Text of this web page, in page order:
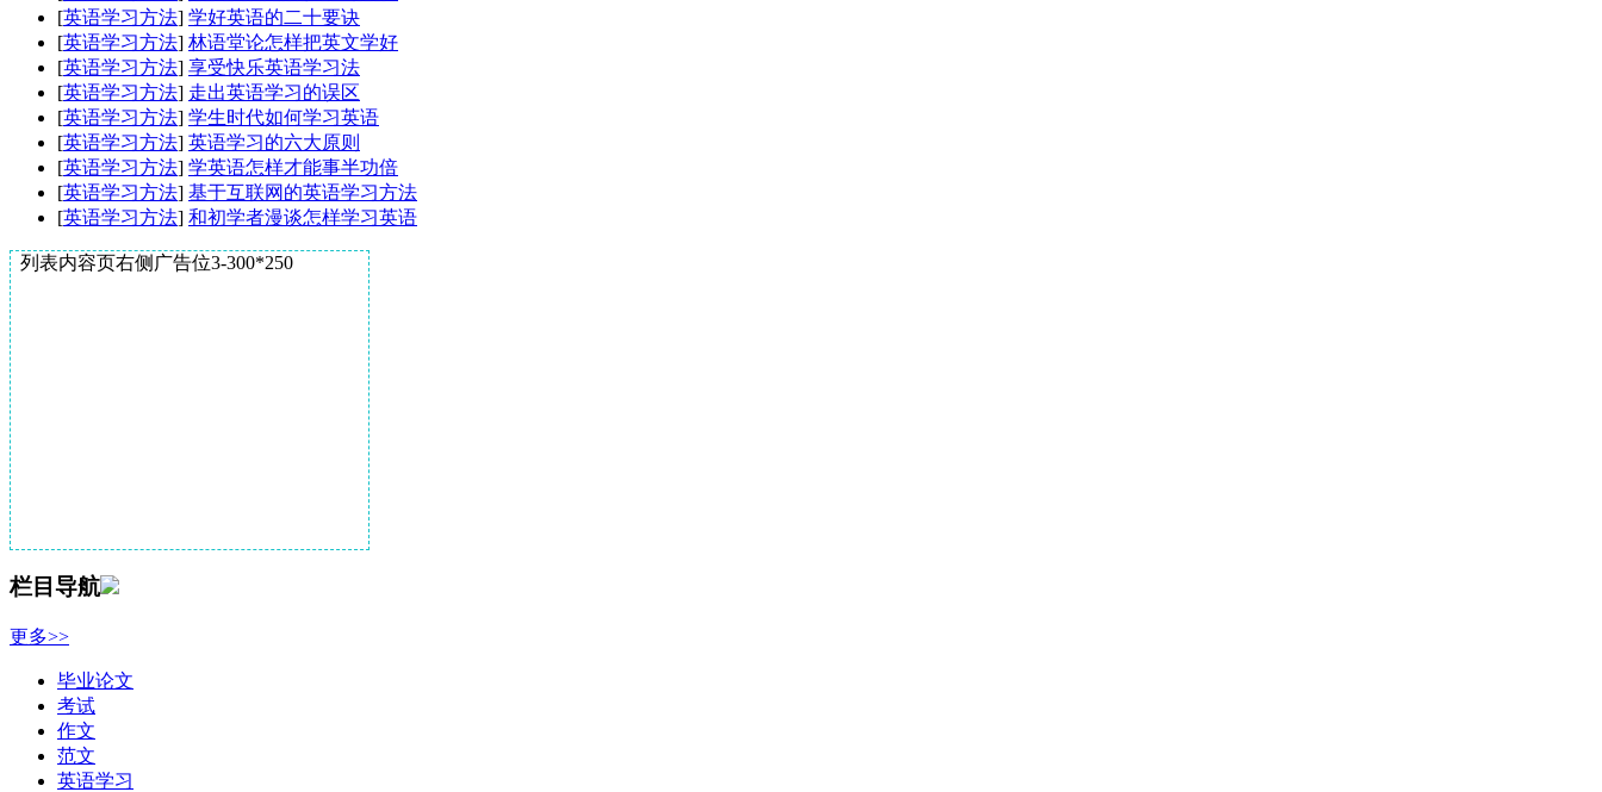
[英语学习方法] 学好英语的二十要诀
[英语学习方法] 林语堂论怎样把英文学好
[英语学习方法] 享受快乐英语学习法
[英语学习方法] 走出英语学习的误区
[英语学习方法] 学生时代如何学习英语
[英语学习方法] 英语学习的六大原则
[英语学习方法] 学英语怎样才能事半功倍
[英语学习方法] 基于互联网的英语学习方法
[英语学习方法] 和初学者漫谈怎样学习英语
列表内容页右侧广告位3-300*250
栏目导航
更多>>
毕业论文
考试
作文
范文
英语学习